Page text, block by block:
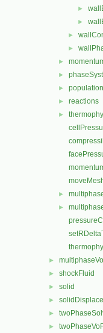
►
►
►
►
►
►
►
► reactions
►
►
►
►
► shockFluid
► solid
►
►
►